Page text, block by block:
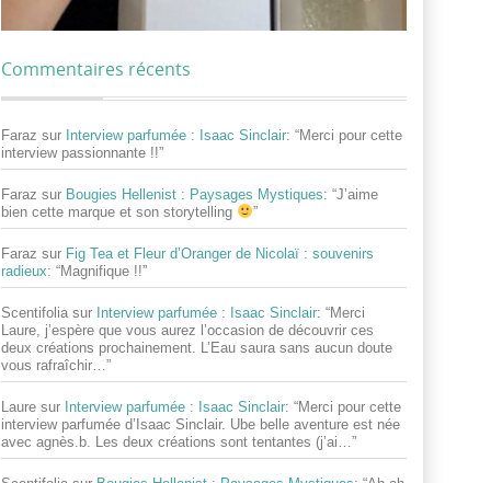
Commentaires récents
Faraz sur Interview parfumée : Isaac Sinclair: “Merci pour cette
interview passionnante !!”
Faraz sur Bougies Hellenist : Paysages Mystiques: “J’aime
bien cette marque et son storytelling
”
Faraz sur Fig Tea et Fleur d’Oranger de Nicolaï : souvenirs
radieux: “Magnifique !!”
Scentifolia sur Interview parfumée : Isaac Sinclair: “Merci
Laure, j’espère que vous aurez l’occasion de découvrir ces
deux créations prochainement. L’Eau saura sans aucun doute
vous rafraîchir…”
Laure sur Interview parfumée : Isaac Sinclair: “Merci pour cette
interview parfumée d’Isaac Sinclair. Ube belle aventure est née
avec agnès.b. Les deux créations sont tentantes (j’ai…”